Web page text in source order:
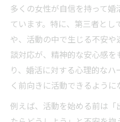
多くの女性が自信を持って婚
ています。特に、第三者とし
や、活動の中で生じる不安
談対応が、精神的な安心感を
り、婚活に対する心理的な
く前向きに活動できるように
例えば、活動を始める前は